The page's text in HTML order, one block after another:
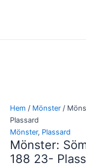
Hem / Mönster /
Plassard
Mönster, Plassard
Mönster:
188 23-